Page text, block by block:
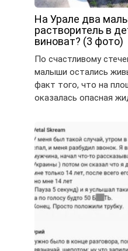
На Урале два
растворитель в
виноват? (3 фото)
По счастливому
малыши остались
факт того, что на
оказалась опасная